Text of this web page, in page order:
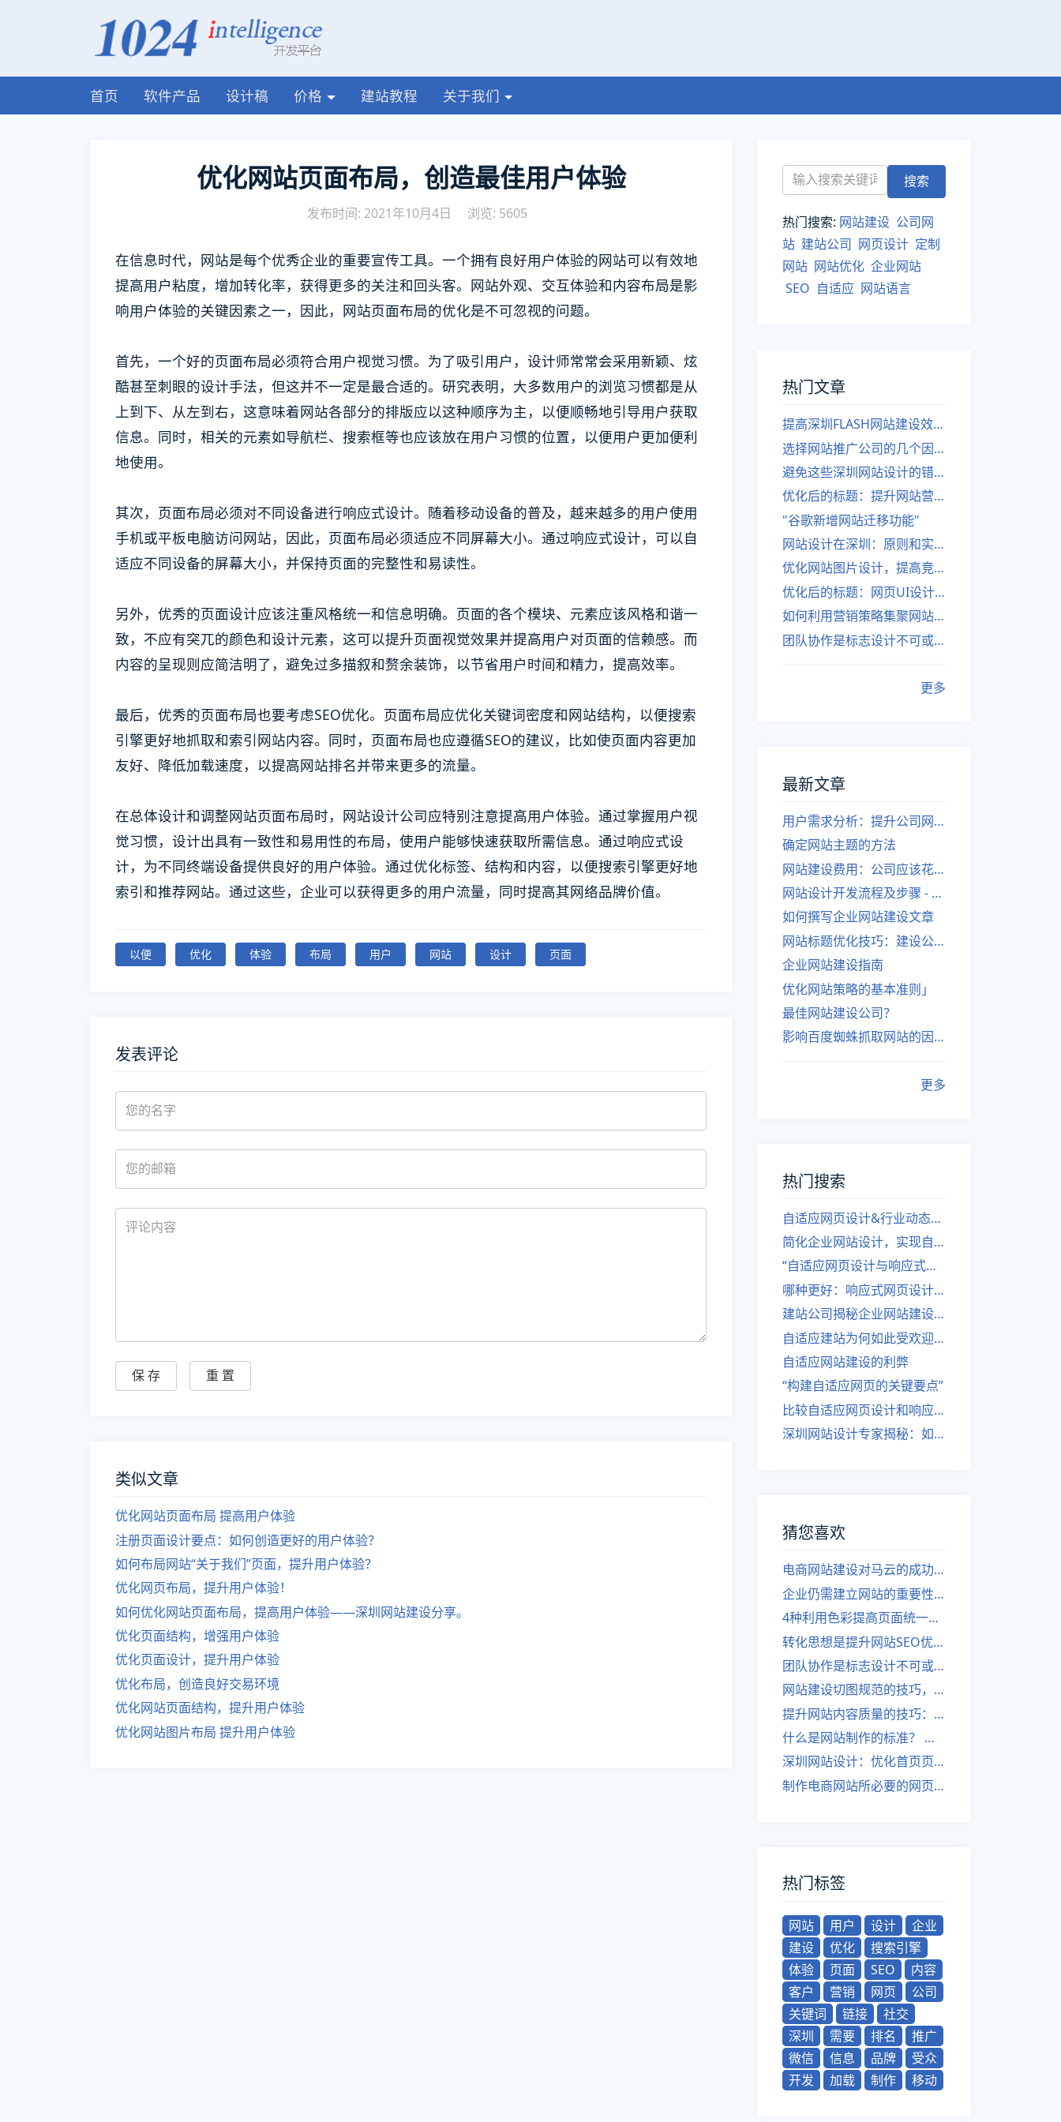
首页 软件产品 设计稿 价格 建站教程 关于我们
优化网站页面布局，创造最佳用户体验
发布时间: 2021年10月4日 浏览: 5605
在信息时代，网站是每个优秀企业的重要宣传工具。一个拥有良好用户体验的网站可以有效地
提高用户粘度，增加转化率，获得更多的关注和回头客。网站外观、交互体验和内容布局是影
响用户体验的关键因素之一，因此，网站页面布局的优化是不可忽视的问题。
首先，一个好的页面布局必须符合用户视觉习惯。为了吸引用户，设计师常常会采用新颖、炫
酷甚至刺眼的设计手法，但这并不一定是最合适的。研究表明，大多数用户的浏览习惯都是从
上到下、从左到右，这意味着网站各部分的排版应以这种顺序为主，以便顺畅地引导用户获取
信息。同时，相关的元素如导航栏、搜索框等也应该放在用户习惯的位置，以便用户更加便利
地使用。
其次，页面布局必须对不同设备进行响应式设计。随着移动设备的普及，越来越多的用户使用
手机或平板电脑访问网站，因此，页面布局必须适应不同屏幕大小。通过响应式设计，可以自
适应不同设备的屏幕大小，并保持页面的完整性和易读性。
另外，优秀的页面设计应该注重风格统一和信息明确。页面的各个模块、元素应该风格和谐一
致，不应有突兀的颜色和设计元素，这可以提升页面视觉效果并提高用户对页面的信赖感。而
内容的呈现则应简洁明了，避免过多描叙和赘余装饰，以节省用户时间和精力，提高效率。
最后，优秀的页面布局也要考虑SEO优化。页面布局应优化关键词密度和网站结构，以便搜索
引擎更好地抓取和索引网站内容。同时，页面布局也应遵循SEO的建议，比如使页面内容更加
友好、降低加载速度，以提高网站排名并带来更多的流量。
在总体设计和调整网站页面布局时，网站设计公司应特别注意提高用户体验。通过掌握用户视
觉习惯，设计出具有一致性和易用性的布局，使用户能够快速获取所需信息。通过响应式设
计，为不同终端设备提供良好的用户体验。通过优化标签、结构和内容，以便搜索引擎更好地
索引和推荐网站。通过这些，企业可以获得更多的用户流量，同时提高其网络品牌价值。
以便 优化 体验 布局 用户 网站 设计 页面
发表评论
类似文章
优化网站页面布局 提高用户体验
注册页面设计要点：如何创造更好的用户体验？
如何布局网站“关于我们”页面，提升用户体验？
优化网页布局，提升用户体验！
如何优化网站页面布局，提高用户体验——深圳网站建设分享。
优化页面结构，增强用户体验
优化页面设计，提升用户体验
优化布局，创造良好交易环境
优化网站页面结构，提升用户体验
优化网站图片布局 提升用户体验
热门搜索: 网站建设 公司网
站 建站公司 网页设计 定制
网站 网站优化 企业网站
SEO 自适应 网站语言
热门文章
提高深圳FLASH网站建设效率的建议
选择网站推广公司的几个因素
避免这些深圳网站设计的错误
优化后的标题：提升网站营销绩效的策略
"谷歌新增网站迁移功能"
网站设计在深圳：原则和实践
优化网站图片设计，提高竞争力
优化后的标题：网页UI设计与APP UI设计应用软件
如何利用营销策略集聚网站流量
团队协作是标志设计不可或缺的一部分
更多
最新文章
用户需求分析：提升公司网站建设效果
确定网站主题的方法
网站建设费用：公司应该花费多少？
网站设计开发流程及步骤 - 优化后的标题
如何撰写企业网站建设文章
网站标题优化技巧：建设公司的专业指导
企业网站建设指南
优化网站策略的基本准则」
最佳网站建设公司？
影响百度蜘蛛抓取网站的因素有哪些？
更多
热门搜索
自适应网页设计&行业动态，关注建站。
简化企业网站设计，实现自适应设计的方法
“自适应网页设计与响应式网站建设的异同”
哪种更好：响应式网页设计还是自适应网站？
建站公司揭秘企业网站建设核心原则
自适应建站为何如此受欢迎？
自适应网站建设的利弊
“构建自适应网页的关键要点”
比较自适应网页设计和响应式网站的差异
深圳网站设计专家揭秘：如何实现自适应网页设计
猜您喜欢
电商网站建设对马云的成功至关重要，再次成为亚洲首富说明了这一点。
企业仍需建立网站的重要性：现今的商业环境下，网站已成为不可或缺的一部分
4种利用色彩提高页面统一性的技巧
转化思想是提升网站SEO优化的关键，两则估计告诉你如何实现——深圳网站优化分享
团队协作是标志设计不可或缺的一部分
网站建设切图规范的技巧，你需要掌握哪些？
提升网站内容质量的技巧：第一部分
什么是网站制作的标准？ 网页切图应该遵循的规范是什么？
深圳网站设计：优化首页页面设计的重要性是什么？
制作电商网站所必要的网页及其重要性
热门标签
网站 用户 设计
企业
建设
优化
搜索引擎
体验
页面 SEO
内容
客户
营销 网页
公司
关键词
链接
社交
深圳
需要 排名
推广
微信
信息 品牌
受众
开发
加载 制作 移动